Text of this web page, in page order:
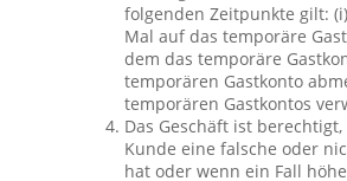
folgenden Zeitpunkte gilt:
Mal auf das temporäre
dem das temporäre
temporären Gastkonto
temporären Gastkontos
Das Geschäft ist
Kunde eine falsche oder
hat oder wenn ein Fall